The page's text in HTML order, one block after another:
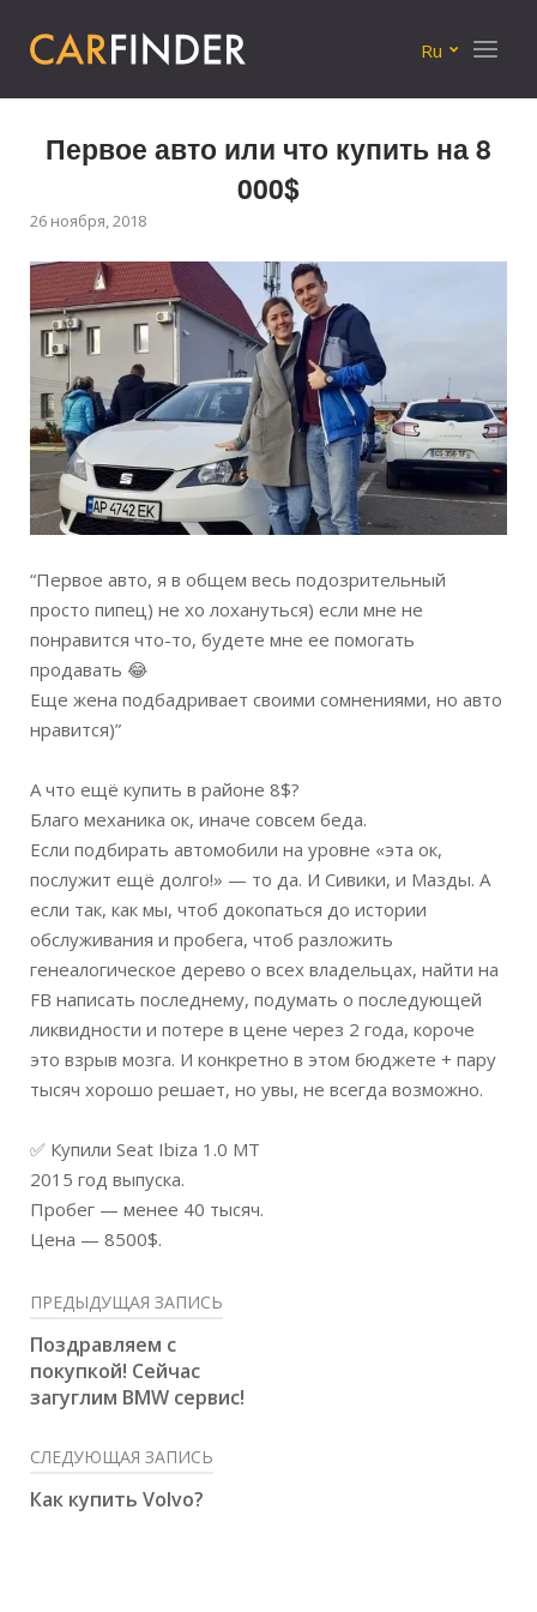
Ru Меню
Первое авто или что купить на 8
000$
26 ноября, 2018
“Первое авто, я в общем весь подозрительный
просто пипец) не хо лохануться) если мне не
понравится что-то, будете мне ее помогать
продавать 😂
Еще жена подбадривает своими сомнениями, но авто
нравится)”
А что ещё купить в районе 8$?
Благо механика ок, иначе совсем беда.
Если подбирать автомобили на уровне «эта ок,
послужит ещё долго!» — то да. И Сивики, и Мазды. А
если так, как мы, чтоб докопаться до истории
обслуживания и пробега, чтоб разложить
генеалогическое дерево о всех владельцах, найти на
FB написать последнему, подумать о последующей
ликвидности и потере в цене через 2 года, короче
это взрыв мозга. И конкретно в этом бюджете + пару
тысяч хорошо решает, но увы, не всегда возможно.
✅ Купили Seat Ibiza 1.0 MT
2015 год выпуска.
Пробег — менее 40 тысяч.
Цена — 8500$.
ПРЕДЫДУЩАЯ ЗАПИСЬ
Поздравляем с
покупкой! Сейчас
загуглим BMW сервис!
СЛЕДУЮЩАЯ ЗАПИСЬ
Как купить Volvo?